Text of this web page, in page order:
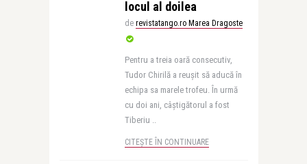
locul al doilea
de revistatango.ro Marea Dragoste
Pentru a treia oară consecutiv,
Tudor Chirilă a reușit să aducă în
echipa sa marele trofeu. În urmă
cu doi ani, câștigătorul a fost
Tiberiu ..
CITEȘTE ÎN CONTINUARE